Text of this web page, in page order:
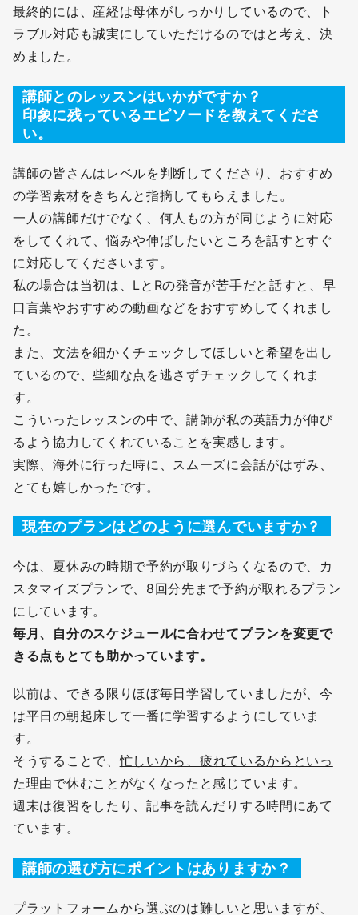
最終的には、産経は母体がしっかりしているので、ト
ラブル対応も誠実にしていただけるのではと考え、決
めました。
講師とのレッスンはいかがですか？
印象に残っているエピソードを教えてくださ
い。
講師の皆さんはレベルを判断してくださり、おすすめ
の学習素材をきちんと指摘してもらえました。
一人の講師だけでなく、何人もの方が同じように対応
をしてくれて、悩みや伸ばしたいところを話すとすぐ
に対応してくださいます。
私の場合は当初は、LとRの発音が苦手だと話すと、早
口言葉やおすすめの動画などをおすすめしてくれまし
た。
また、文法を細かくチェックしてほしいと希望を出し
ているので、些細な点を逃さずチェックしてくれま
す。
こういったレッスンの中で、講師が私の英語力が伸び
るよう協力してくれていることを実感します。
実際、海外に行った時に、スムーズに会話がはずみ、
とても嬉しかったです。
現在のプランはどのように選んでいますか？
今は、夏休みの時期で予約が取りづらくなるので、カ
スタマイズプランで、8回分先まで予約が取れるプラン
にしています。
毎月、自分のスケジュールに合わせてプランを変更で
きる点もとても助かっています。
以前は、できる限りほぼ毎日学習していましたが、今
は平日の朝起床して一番に学習するようにしていま
す。
そうすることで、忙しいから、疲れているからといっ
た理由で休むことがなくなったと感じています。
週末は復習をしたり、記事を読んだりする時間にあて
ています。
講師の選び方にポイントはありますか？
プラットフォームから選ぶのは難しいと思いますが、